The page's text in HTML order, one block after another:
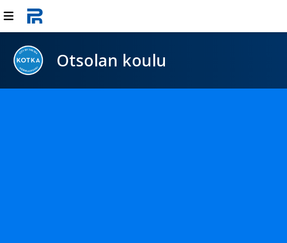
Otsolan koulu